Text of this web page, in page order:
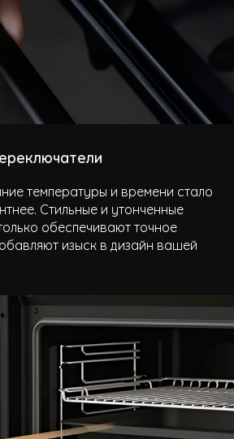
температуры и времени стало
Стильные и утонченные
обеспечивают точное
изыск в дизайн вашей